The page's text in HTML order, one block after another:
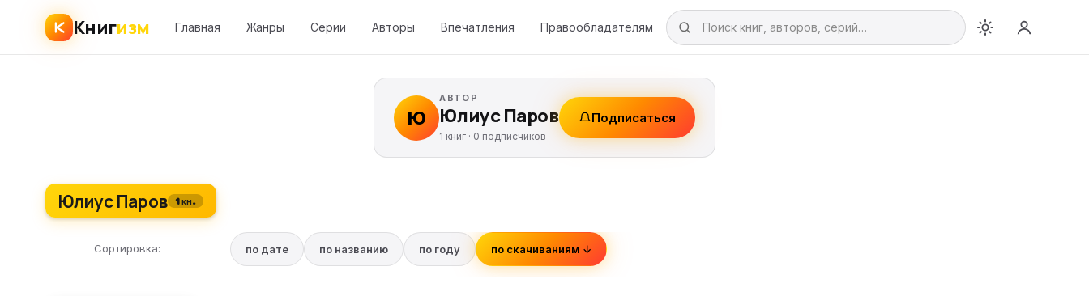
Книгизм Главная Жанры Серии Авторы Впечатления Правообладателям
Ю
АВТОР
Юлиус Паров
1 книг · 0 подписчиков
Подписаться
Юлиус Паров 1 кн.
Сортировка: по дате по названию по году по скачиваниям ↓